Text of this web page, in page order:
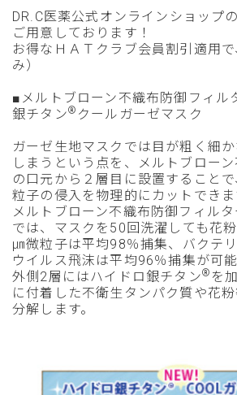
DR.C医薬公式オンラインショップ
ご用意しております！
お得なＨＡＴクラブ会員割引適用
み）
■メルトブローン不織布防御フィル
銀チタン® クールガーゼマスク
ガーゼ生地マスクでは目が粗く細
しまうという点を、メルトブロー
の口元から２層目に設置すること
粒子の侵入を物理的にカットできま
メルトブローン不織布防御フィル
では、マスクを50回洗濯しても花
㎛微粒子は平均98％捕集、バクテ
ウイルス飛沫は平均96％捕集が可能
外側2層にはハイドロ銀チタン® を
に付着した不衛生タンパク質や花
分解します。